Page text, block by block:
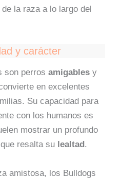
la raza a lo largo del
y carácter
son perrosamigablesy
en excelentes
Su capacidad para
con los humanos es
mostrar un profundo
resalta su lealtad .
amistosa, los Bulldogs